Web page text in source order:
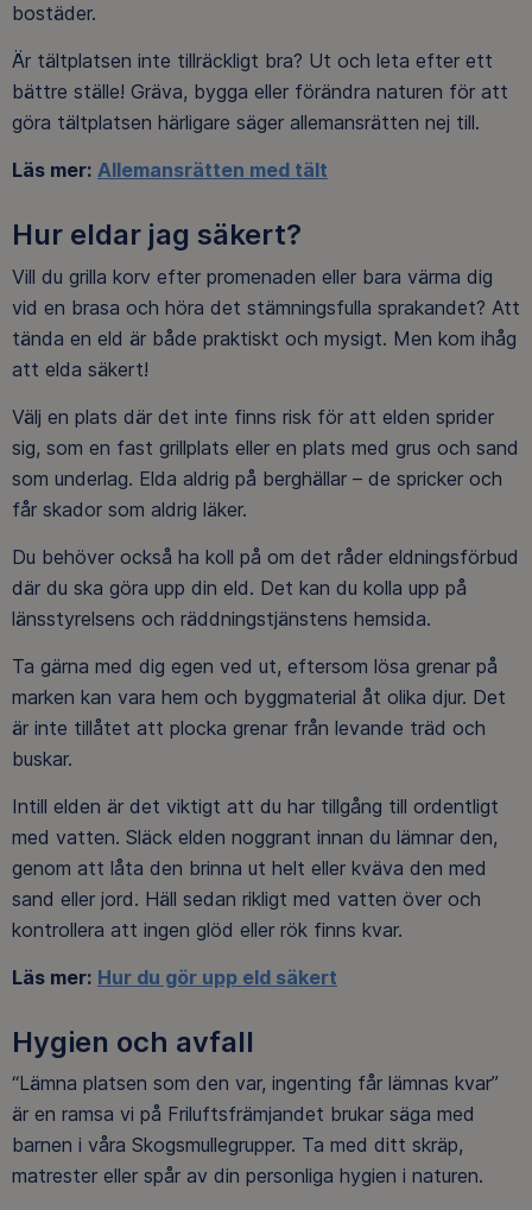
bostäder.
Är tältplatsen inte tillräckligt bra? Ut och leta efter ett
bättre ställe! Gräva, bygga eller förändra naturen för att
göra tältplatsen härligare säger allemansrätten nej till.
Läs mer: Allemansrätten med tält
Hur eldar jag säkert?
Vill du grilla korv efter promenaden eller bara värma dig
vid en brasa och höra det stämningsfulla sprakandet? Att
tända en eld är både praktiskt och mysigt. Men kom ihåg
att elda säkert!
Välj en plats där det inte finns risk för att elden sprider
sig, som en fast grillplats eller en plats med grus och sand
som underlag. Elda aldrig på berghällar – de spricker och
får skador som aldrig läker.
Du behöver också ha koll på om det råder eldningsförbud
där du ska göra upp din eld. Det kan du kolla upp på
länsstyrelsens och räddningstjänstens hemsida.
Ta gärna med dig egen ved ut, eftersom lösa grenar på
marken kan vara hem och byggmaterial åt olika djur. Det
är inte tillåtet att plocka grenar från levande träd och
buskar.
Intill elden är det viktigt att du har tillgång till ordentligt
med vatten. Släck elden noggrant innan du lämnar den,
genom att låta den brinna ut helt eller kväva den med
sand eller jord. Häll sedan rikligt med vatten över och
kontrollera att ingen glöd eller rök finns kvar.
Läs mer: Hur du gör upp eld säkert
Hygien och avfall
“Lämna platsen som den var, ingenting får lämnas kvar”
är en ramsa vi på Friluftsfrämjandet brukar säga med
barnen i våra Skogsmullegrupper. Ta med ditt skräp,
matrester eller spår av din personliga hygien i naturen.